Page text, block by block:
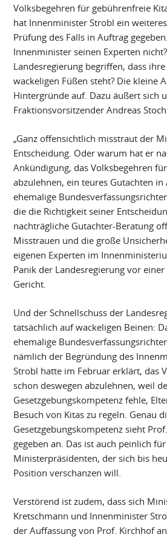
Volksbegehren für gebührenfreie
hat Innenminister Strobl ein
Prüfung des Falls in Auftrag
Innenminister seinen Experten
Landesregierung begriffen, dass
wackeligen Füßen steht? Die kleine
Hintergründe auf. Dazu äußert sich
Fraktionsvorsitzender Andreas
„Ganz offensichtlich misstraut der
Entscheidung. Oder warum hat er
Ankündigung, das Volksbegehren
abzulehnen, ein teures Gutachten in
ehemalige
die die Richtigkeit seiner
nachträgliche Gutachter-Beratung
Misstrauen und die große
eigenen Experten im
Panik der Landesregierung vor
Gericht.
Und der Schnellschuss der
tatsächlich auf wackeligen Beinen:
ehemalige
nämlich der Begründung des
Strobl hatte im Februar erklärt, das
schon deswegen abzulehnen, weil
Gesetzgebungskompetenz fehle,
Besuch von Kitas zu regeln. Genau
Gesetzgebungskompetenz sieht
gegeben an. Das ist auch peinlich
Ministerpräsidenten, der sich bis
Position verschanzen will.
Verstörend ist zudem, dass sich
Kretschmann und Innenminister
der Auffassung von Prof. Kirchhof